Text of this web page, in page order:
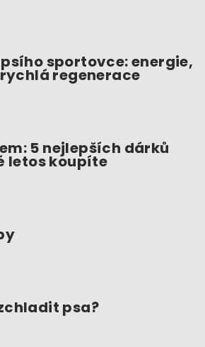
sportovce: energie,
regenerace
5 nejlepších dárků
letos koupíte
psa?